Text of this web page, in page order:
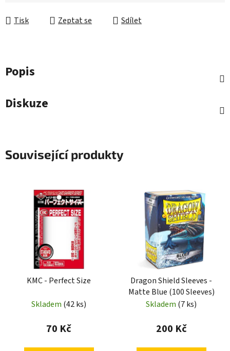
Tisk Zeptat se Sdílet
Popis
Diskuze
Související produkty
KMC - Perfect Size
Skladem (42 ks)
70 Kč
Dragon Shield Sleeves -
Matte Blue (100 Sleeves)
Skladem (7 ks)
200 Kč